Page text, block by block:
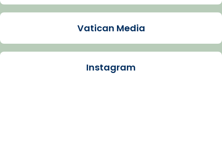
Imatge: Generada amb IA (OpenAI)
Arquebisbat de Barcelona
Vatican Media
Instagram